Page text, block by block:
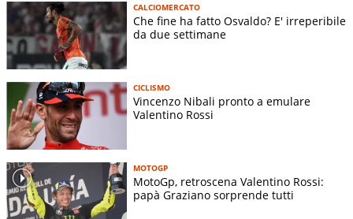
CALCIOMERCATO
Che fine ha fatto Osvaldo? E' irreperibile
da due settimane
CICLISMO
Vincenzo Nibali pronto a emulare
Valentino Rossi
MOTOGP
MotoGp, retroscena Valentino Rossi:
papà Graziano sorprende tutti